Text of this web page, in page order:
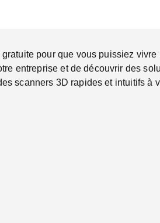
pour que vous puissiez
entreprise et de découvrir des
scanners 3D rapides et intuitifs à